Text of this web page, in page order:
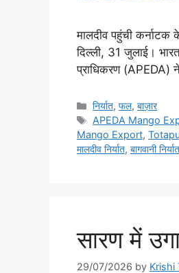
मालदीव पहुंची
दिल्ली, 31 जुलाई।
प्राधिकरण (APEDA)
निर्यात,फल,बाज़ार
APEDA Mango
Mango Export,
मालदीव निर्यात, बागवानी निर्यात
सारण में
29/07/2026 by Krishi